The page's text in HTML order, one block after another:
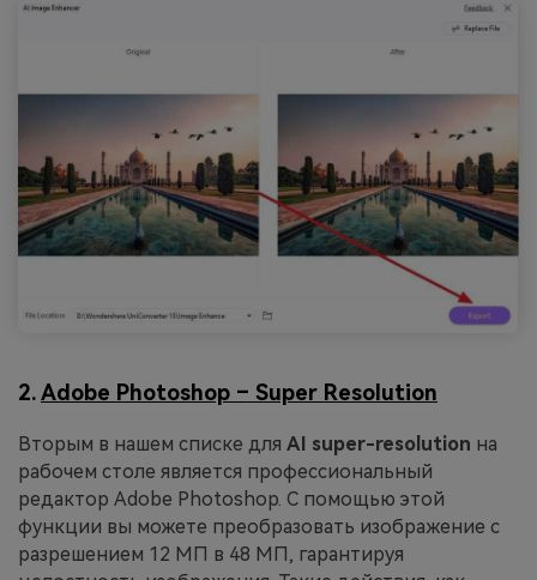
2.Adobe Photoshop – Super Resolution
Вторым в нашем списке для AI super-resolution на
рабочем столе является профессиональный
редактор Adobe Photoshop. С помощью этой
функции вы можете преобразовать изображение с
разрешением 12 МП в 48 МП, гарантируя